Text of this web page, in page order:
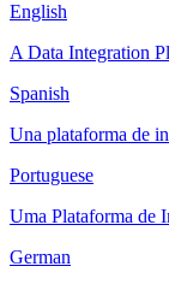
English
A Data Integration
Spanish
Una plataforma de
Portuguese
Uma Plataforma de
German